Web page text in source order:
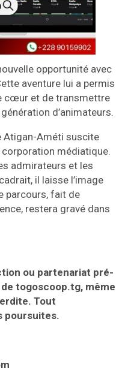
opportunité avec
aventure lui a permis
cœur et de transmettre
d’animateurs.
Atigan-Améti suscite
médiatique.
admirateurs et les
il laisse l’image
parcours, fait de
restera gravé dans
ou partenariat pré-
togoscoop.tg, même
Tout
poursuites.